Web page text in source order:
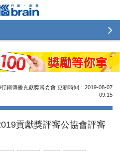
銷傳播貢獻獎籌委會 更新時間：2019-08-07
09:15
貢獻獎評審公協會評審
啟動徵件！期許參賽作品
得獎名單揭曉，近400位行
Winners of 2022《Brain》
of the year
能 體驗專業棚拍的高質